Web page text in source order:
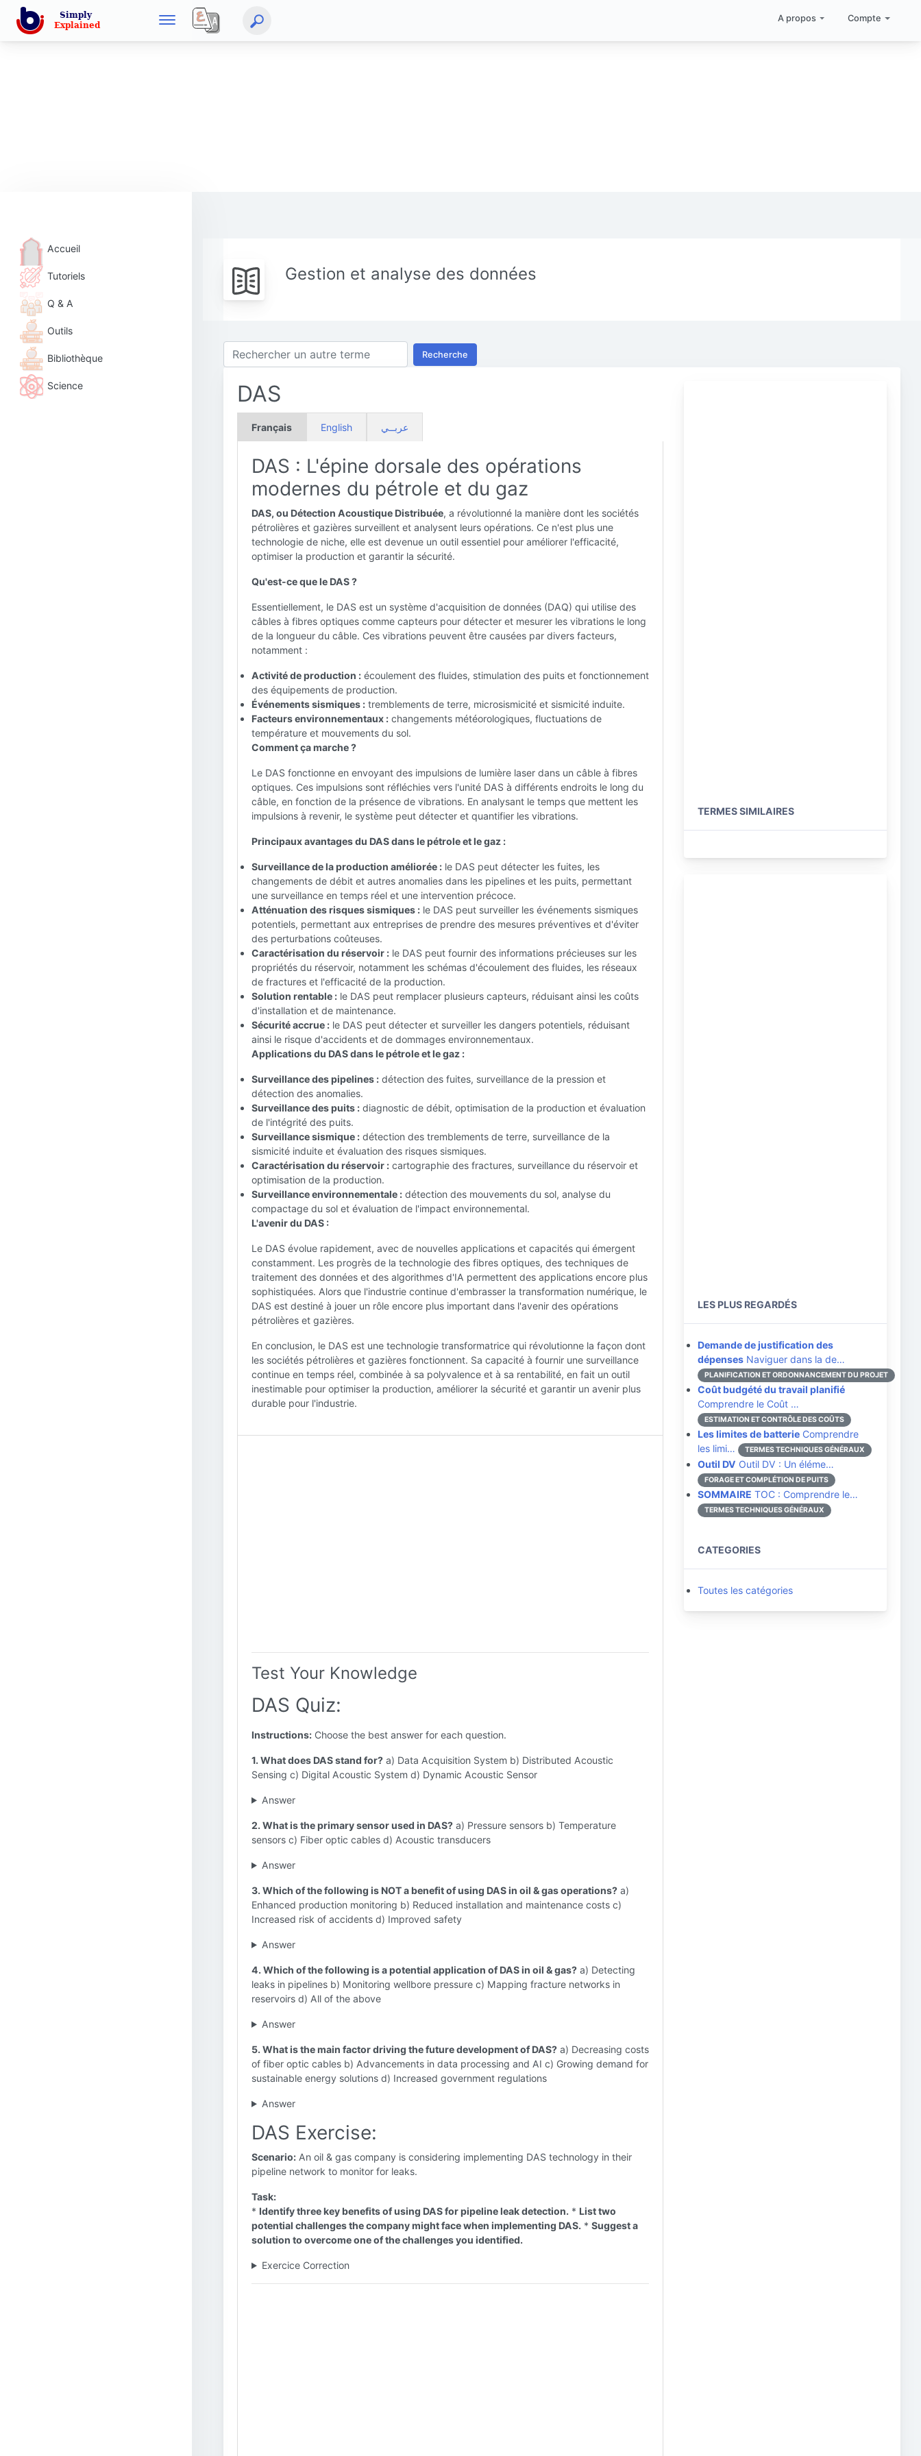
A propos Compte
Accueil
Tutoriels
Q & A
Outils
Bibliothèque
Science
Gestion et analyse des données
Recherche
DAS
Français English عربــي
DAS : L'épine dorsale des opérations
modernes du pétrole et du gaz
DAS, ou Détection Acoustique Distribuée, a révolutionné la manière dont les sociétés
pétrolières et gazières surveillent et analysent leurs opérations. Ce n'est plus une
technologie de niche, elle est devenue un outil essentiel pour améliorer l'efficacité,
optimiser la production et garantir la sécurité.
Qu'est-ce que le DAS ?
Essentiellement, le DAS est un système d'acquisition de données (DAQ) qui utilise des
câbles à fibres optiques comme capteurs pour détecter et mesurer les vibrations le long
de la longueur du câble. Ces vibrations peuvent être causées par divers facteurs,
notamment :
Activité de production : écoulement des fluides, stimulation des puits et fonctionnement
des équipements de production.
Événements sismiques : tremblements de terre, microsismicité et sismicité induite.
Facteurs environnementaux : changements météorologiques, fluctuations de
température et mouvements du sol.
Comment ça marche ?
Le DAS fonctionne en envoyant des impulsions de lumière laser dans un câble à fibres
optiques. Ces impulsions sont réfléchies vers l'unité DAS à différents endroits le long du
câble, en fonction de la présence de vibrations. En analysant le temps que mettent les
impulsions à revenir, le système peut détecter et quantifier les vibrations.
Principaux avantages du DAS dans le pétrole et le gaz :
Surveillance de la production améliorée : le DAS peut détecter les fuites, les
changements de débit et autres anomalies dans les pipelines et les puits, permettant
une surveillance en temps réel et une intervention précoce.
Atténuation des risques sismiques : le DAS peut surveiller les événements sismiques
potentiels, permettant aux entreprises de prendre des mesures préventives et d'éviter
des perturbations coûteuses.
Caractérisation du réservoir : le DAS peut fournir des informations précieuses sur les
propriétés du réservoir, notamment les schémas d'écoulement des fluides, les réseaux
de fractures et l'efficacité de la production.
Solution rentable : le DAS peut remplacer plusieurs capteurs, réduisant ainsi les coûts
d'installation et de maintenance.
Sécurité accrue : le DAS peut détecter et surveiller les dangers potentiels, réduisant
ainsi le risque d'accidents et de dommages environnementaux.
Applications du DAS dans le pétrole et le gaz :
Surveillance des pipelines : détection des fuites, surveillance de la pression et
détection des anomalies.
Surveillance des puits : diagnostic de débit, optimisation de la production et évaluation
de l'intégrité des puits.
Surveillance sismique : détection des tremblements de terre, surveillance de la
sismicité induite et évaluation des risques sismiques.
Caractérisation du réservoir : cartographie des fractures, surveillance du réservoir et
optimisation de la production.
Surveillance environnementale : détection des mouvements du sol, analyse du
compactage du sol et évaluation de l'impact environnemental.
L'avenir du DAS :
Le DAS évolue rapidement, avec de nouvelles applications et capacités qui émergent
constamment. Les progrès de la technologie des fibres optiques, des techniques de
traitement des données et des algorithmes d'IA permettent des applications encore plus
sophistiquées. Alors que l'industrie continue d'embrasser la transformation numérique, le
DAS est destiné à jouer un rôle encore plus important dans l'avenir des opérations
pétrolières et gazières.
En conclusion, le DAS est une technologie transformatrice qui révolutionne la façon dont
les sociétés pétrolières et gazières fonctionnent. Sa capacité à fournir une surveillance
continue en temps réel, combinée à sa polyvalence et à sa rentabilité, en fait un outil
inestimable pour optimiser la production, améliorer la sécurité et garantir un avenir plus
durable pour l'industrie.
Test Your Knowledge
DAS Quiz:
Instructions: Choose the best answer for each question.
1. What does DAS stand for? a) Data Acquisition System b) Distributed Acoustic
Sensing c) Digital Acoustic System d) Dynamic Acoustic Sensor
Answer
2. What is the primary sensor used in DAS? a) Pressure sensors b) Temperature
sensors c) Fiber optic cables d) Acoustic transducers
Answer
3. Which of the following is NOT a benefit of using DAS in oil & gas operations? a)
Enhanced production monitoring b) Reduced installation and maintenance costs c)
Increased risk of accidents d) Improved safety
Answer
4. Which of the following is a potential application of DAS in oil & gas? a) Detecting
leaks in pipelines b) Monitoring wellbore pressure c) Mapping fracture networks in
reservoirs d) All of the above
Answer
5. What is the main factor driving the future development of DAS? a) Decreasing costs
of fiber optic cables b) Advancements in data processing and AI c) Growing demand for
sustainable energy solutions d) Increased government regulations
Answer
DAS Exercise:
Scenario: An oil & gas company is considering implementing DAS technology in their
pipeline network to monitor for leaks.
Task:
* Identify three key benefits of using DAS for pipeline leak detection. * List two
potential challenges the company might face when implementing DAS. * Suggest a
solution to overcome one of the challenges you identified.
Exercice Correction
TERMES SIMILAIRES
LES PLUS REGARDÉS
Demande de justification des
dépenses Naviguer dans la de…
PLANIFICATION ET ORDONNANCEMENT DU PROJET
Coût budgété du travail planifié
Comprendre le Coût …
ESTIMATION ET CONTRÔLE DES COÛTS
Les limites de batterie Comprendre
les limi…
TERMES TECHNIQUES GÉNÉRAUX
Outil DV Outil DV : Un éléme…
FORAGE ET COMPLÉTION DE PUITS
SOMMAIRE TOC : Comprendre le…
TERMES TECHNIQUES GÉNÉRAUX
CATEGORIES
Toutes les catégories